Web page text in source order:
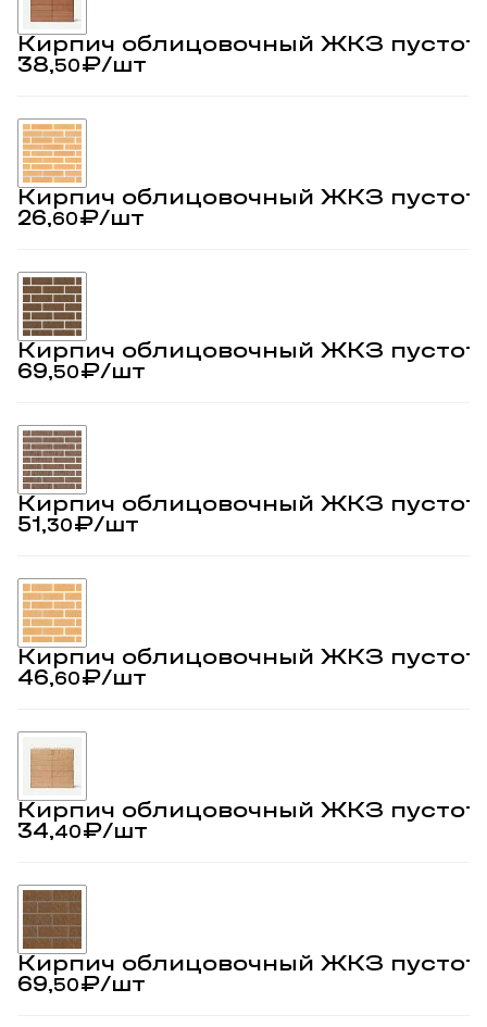
Кирпич облицовочный ЖКЗ
38,50₽/шт
Кирпич облицовочный ЖКЗ
26,60₽/шт
Кирпич облицовочный ЖКЗ
69,50₽/шт
Кирпич облицовочный ЖКЗ
51,30₽/шт
Кирпич облицовочный ЖКЗ
46,60₽/шт
Кирпич облицовочный ЖКЗ
34,40₽/шт
Кирпич облицовочный ЖКЗ
69,50₽/шт